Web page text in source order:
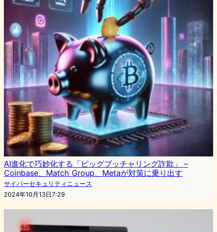
AI進化で巧妙化する「ピッグブッチャリング詐欺」 –
Coinbase、Match Group、Metaが対策に乗り出す
サイバーセキュリティニュース
2024年10月13日7:29